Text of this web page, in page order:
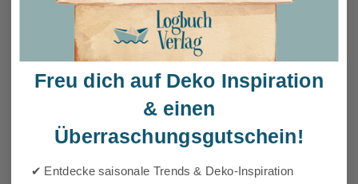
Freu dich auf Deko Inspiration
& einen
Überraschungsgutschein!
✔ Entdecke saisonale Trends & Deko-Inspiration